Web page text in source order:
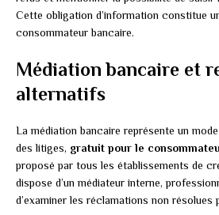
Cette obligation d’information constitue
consommateur bancaire.
Médiation bancaire et
alternatifs
La médiation bancaire représente un
des litiges, gratuit pour le
proposé par tous les établissements de
dispose d’un médiateur interne,
d’examiner les réclamations non résolues